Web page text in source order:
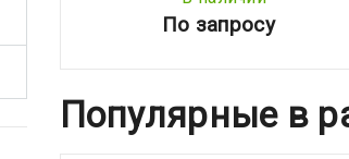
По запросу
Популярные в